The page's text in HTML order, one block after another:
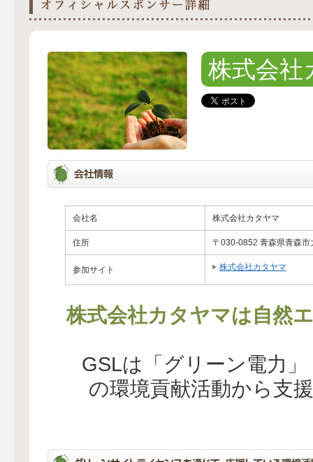
株式会社
会社名 株式会社カタヤマ
住所 〒030-0852 青森県青森市
参加サイト 株式会社カタヤマ
株式会社カタヤマは自然
GSLは「グリーン電力
の環境貢献活動から支